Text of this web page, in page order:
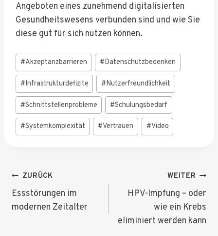
Angeboten eines zunehmend digitalisierten
Gesundheitswesens verbunden sind und wie Sie
diese gut für sich nutzen können.
Schlagworte:
#Akzeptanzbarrieren #Datenschutzbedenken
#Infrastrukturdefizite #Nutzerfreundlichkeit
#Schnittstellenprobleme #Schulungsbedarf
#Systemkomplexität #Vertrauen #Video
Beitragsnavigation
ZURÜCK
Essstörungen im
modernen Zeitalter
WEITER
HPV-Impfung – oder
wie ein Krebs
eliminiert werden kann